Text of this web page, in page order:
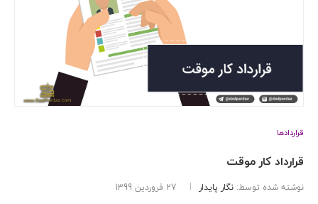
قراردادها
قرارداد کار موقت
نوشته شده توسط: نگار پایدار 27 فروردین 1399